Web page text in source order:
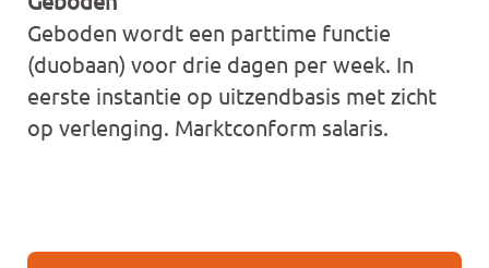
Geboden wordt een parttime functie
(duobaan) voor drie dagen per week. In
eerste instantie op uitzendbasis met zicht
op verlenging. Marktconform salaris.